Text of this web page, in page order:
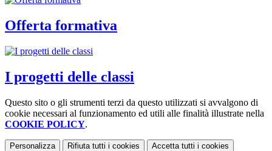
Offerta formativa
I progetti delle classi
Questo sito o gli strumenti terzi da questo utilizzati si avvalgono di
cookie necessari al funzionamento ed utili alle finalità illustrate nella
COOKIE POLICY.
Personalizza Rifiuta tutti i cookies Accetta tutti i cookies